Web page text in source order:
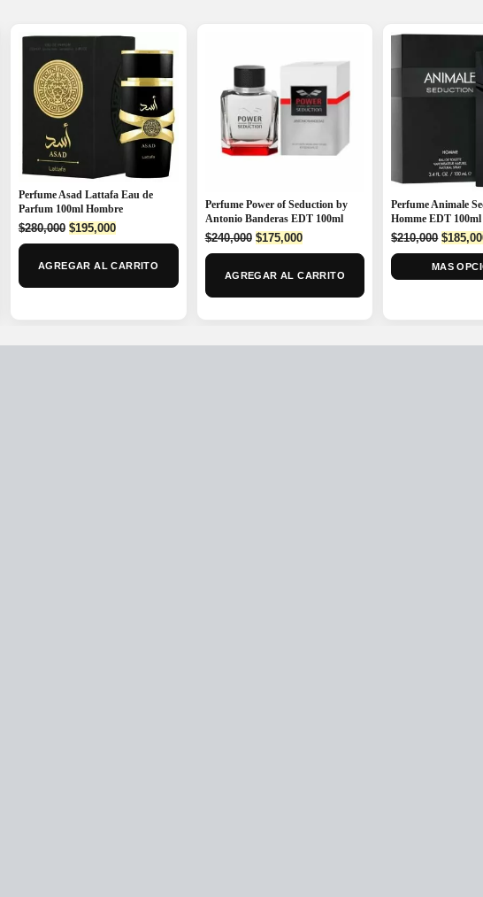
Perfume Asad Lattafa Eau de
Parfum 100ml Hombre
$280,000 Original
price
$195,000Current
price
AGREGAR AL CARRITO
Perfume Power of Seduction by
Antonio Banderas EDT 100ml
$240,000 Original
price
$175,000Current
price
AGREGAR AL CARRITO
Perfume Animale
Homme EDT 100ml
$210,000
price
was:
$
MAS